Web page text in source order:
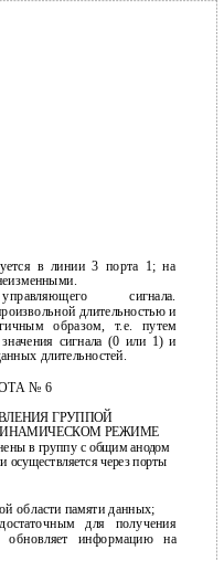
в линии 3 порта 1; на
сигнала.
длительностью и
образом, т.е. путем
сигнала (0 или 1) и
длительностей.
№ 6
ГРУППОЙ
РЕЖИМЕ
в группу с общим анодом
через порты
области памяти данных;
для получения
обновляет информацию на